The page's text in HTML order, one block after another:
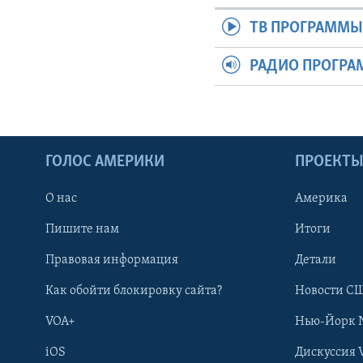
ТВ ПРОГРАММЫ
РАДИО
ГОЛОС АМЕРИКИ
О нас
Пишите нам
Правовая информация
Как обойти блокировку сайта?
VOA+
iOS
ПРОЕКТЫ
Америка
Итоги
Детали
Новости
Нью-Йорк
Дискуссия